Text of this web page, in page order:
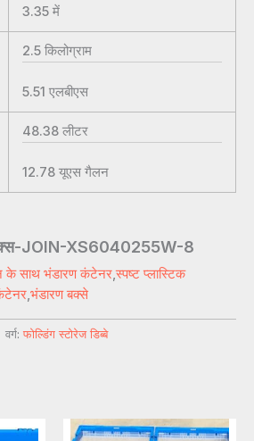
3.35 में
2.5 किलोग्राम
5.51 एलबीएस
48.38 लीटर
12.78 यूएस गैलन
JOIN-XS6040255W-8
के साथ भंडारण कंटेनर,स्पष्ट प्लास्टिक
,भंडारण बक्से
वर्ग: फोल्डिंग स्टोरेज डिब्बे